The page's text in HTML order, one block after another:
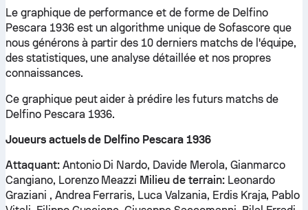
Le graphique de performance et de forme de Delfino
Pescara 1936 est un algorithme unique de Sofascore que
nous générons à partir des 10 derniers matchs de l'équipe,
des statistiques, une analyse détaillée et nos propres
connaissances.
Ce graphique peut aider à prédire les futurs matchs de
Delfino Pescara 1936.
Joueurs actuels de Delfino Pescara 1936
Attaquant:Antonio Di Nardo, Davide Merola, Gianmarco
Cangiano, Lorenzo Meazzi Milieu de terrain:Leonardo
Graziani , Andrea Ferraris, Luca Valzania, Erdis Kraja, Pablo